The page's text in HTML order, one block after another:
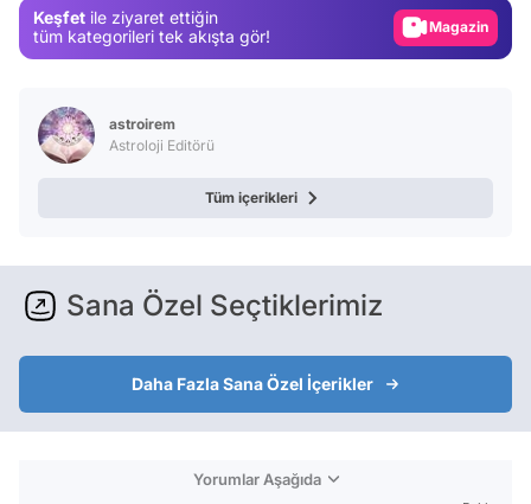
Keşfet ile ziyaret ettiğin
tüm kategorileri tek akışta gör!
Magazin
astroirem
Astroloji Editörü
Tüm içerikleri
Sana Özel Seçtiklerimiz
Daha Fazla Sana Özel İçerikler
Yorumlar Aşağıda